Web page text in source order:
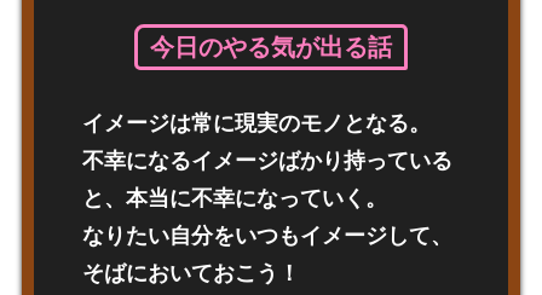
今日のやる気が出る話
イメージは常に現実のモノとなる。
不幸になるイメージばかり持っている
と、本当に不幸になっていく。
なりたい自分をいつもイメージして、
そばにおいておこう！